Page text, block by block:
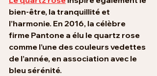
bien-être, la tranquillité et
l’harmonie. En 2016, la célèbre
firme Pantone a élu le quartz rose
comme l’une des couleurs vedettes
de l’année, en association avec le
bleu sérénité.